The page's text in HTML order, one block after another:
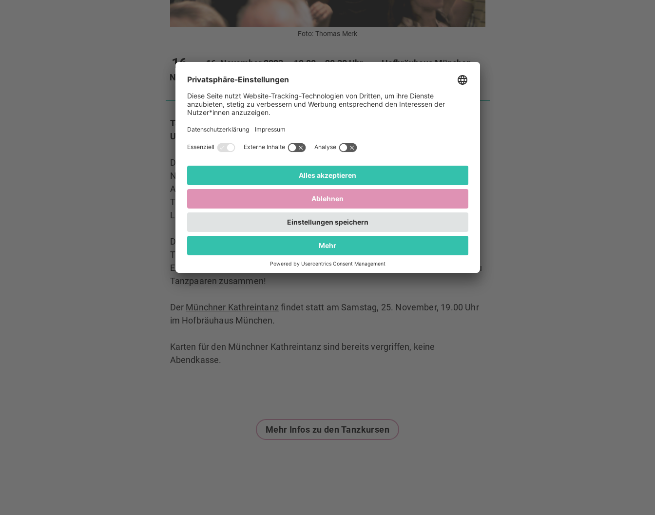
Foto: Thomas Merk
16
NOV.
16. November 2023
Donnerstag
19.00 – 20.30 Uhr
Hofbräuhaus München
(2. Stock/Erkerzimmer)
Tanzkurs zum
Uhr im Hofbräuhaus München.
Das Kulturreferat und das Hofbräuhaus München laden am Donnerstag, 16.
November ins Erkerzimmer des Hofbräuhauses zum Tanzkurs ein. Unter
Anleitung von Tanzmeisterin Katharina Mayer können insbesondere
Tanzeinsteiger*innen leichte bairische Rund- und Figurentänzen lernen. Mit
Live-Musik der Geigerei Schreiner.
Das Angebot ist kostenlos und ohne Anmeldung. Es sind keine
Tanzvorkenntnisse notwendig.
Einzeltänzer*innen sind herzlich willkommen und finden sich vor Ort spontan zu
Tanzpaaren zusammen!
Der Münchner Kathreintanz findet statt am Samstag, 25. November, 19.00 Uhr
im Hofbräuhaus München.
Karten für den Münchner Kathreintanz sind bereits vergriffen, keine
Abendkasse.
Mehr Infos zu den Tanzkursen